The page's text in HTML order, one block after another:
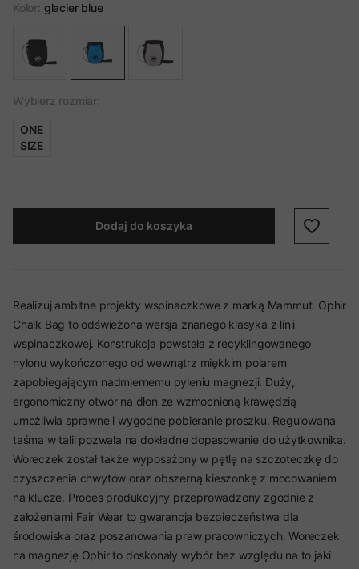
Kolor: glacier blue
Wybierz rozmiar:
ONE
SIZE
Dodaj do koszyka
Realizuj ambitne projekty wspinaczkowe z marką Mammut. Ophir
Chalk Bag to odświeżona wersja znanego klasyka z linii
wspinaczkowej. Konstrukcja powstała z recyklingowanego
nylonu wykończonego od wewnątrz miękkim polarem
zapobiegającym nadmiernemu pyleniu magnezji. Duży,
ergonomiczny otwór na dłoń ze wzmocnioną krawędzią
umożliwia sprawne i wygodne pobieranie proszku. Regulowana
taśma w talii pozwala na dokładne dopasowanie do użytkownika.
Woreczek został także wyposażony w pętlę na szczoteczkę do
czyszczenia chwytów oraz obszerną kieszonkę z mocowaniem
na klucze. Proces produkcyjny przeprowadzony zgodnie z
założeniami Fair Wear to gwarancja bezpieczeństwa dla
środowiska oraz poszanowania praw pracowniczych. Woreczek
na magnezję Ophir to doskonały wybór bez względu na to jaki